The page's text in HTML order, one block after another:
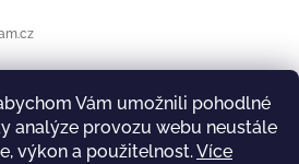
Vám umožnili pohodlné
analýze provozu webu neustále
výkon a použitelnost.Více